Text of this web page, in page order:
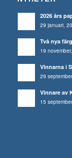
2026 års
29 januari,
Två nya
19
Vinnarna i
29
Vinnare av
15